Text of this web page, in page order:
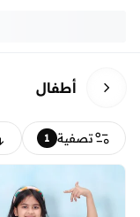
أطفال
تصفية 1